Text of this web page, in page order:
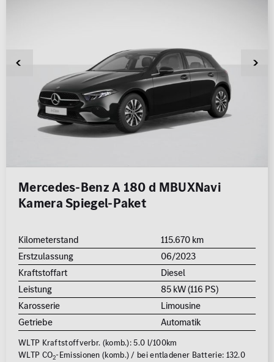
Mercedes-Benz A 180 d MBUXNavi
Kamera Spiegel-Paket
Kilometerstand
115.670 km
Erstzulassung
06/2023
Kraftstoffart
Diesel
Leistung
85 kW (116 PS)
Karosserie
Limousine
Getriebe
Automatik
WLTP Kraftstoffverbr. (komb.): 5.0 l/100km
WLTP CO2-Emissionen (komb.) / bei entladener Batterie: 132.0